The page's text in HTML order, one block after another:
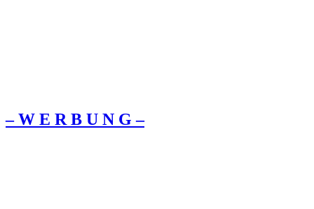
– W Ε R Β U Ν G –